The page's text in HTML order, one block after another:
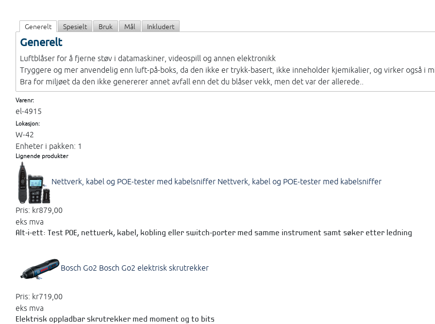
Generelt Spesielt Bruk Mål Inkludert
Generelt
Luftblåser for å fjerne støv i datamaskiner, videospill og annen elektronikk
Tryggere og mer anvendelig enn luft-på-boks, da den ikke er trykk-basert, ikke inneholder kjemikalier, og virker også i
Bra for miljøet da den ikke genererer annet avfall enn det du blåser vekk, men det var der allerede..
Varenr:
el-4915
Lokasjon:
W-42
Enheter i pakken: 1
Lignende produkter
Nettverk, kabel og POE-tester med kabelsniffer Nettverk, kabel og POE-tester med kabelsniffer
Pris: kr879,00
eks mva
Alt-i-ett: Test POE, nettverk, kabel, kobling eller switch-porter med samme instrument samt søker etter ledning
Bosch Go2 Bosch Go2 elektrisk skrutrekker
Pris: kr719,00
eks mva
Elektrisk oppladbar skrutrekker med moment og to bits